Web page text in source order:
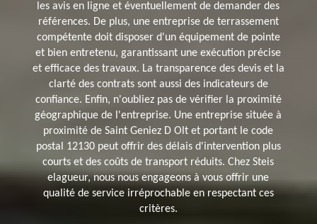
les avis en ligne et éventuellement de demander des
références. De plus, une entreprise de terrassement
compétente doit disposer d'un équipement de pointe
et bien entretenu, garantissant une exécution précise
et efficace des travaux. La transparence des devis et la
clarté des contrats sont aussi des indicateurs de
confiance. Enfin, n'oubliez pas de vérifier la proximité
géographique de l'entreprise. Une entreprise située à
proximité de Saint Geniez D Olt et portant le code
postal 12130 peut offrir des délais d'intervention plus
courts et des coûts de transport réduits. Chez Steis
elagueur, nous nous engageons à vous offrir une
qualité de service irréprochable en respectant ces
critères.